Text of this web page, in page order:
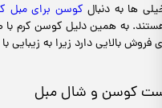
ها به دنبال کوسن برای مبل
به همین دلیل کوسن کرم با
فروش بالایی دارد زیرا به زیبایی
کوسن و شال مبل